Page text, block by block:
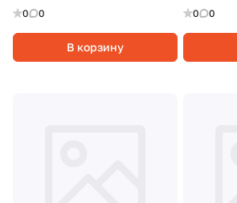
0 0
В корзину
0 0